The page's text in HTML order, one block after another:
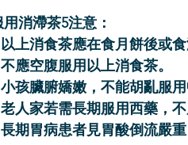
用消滯茶5注意：
上消食茶應在食月餅後或
應空腹服用以上消食茶。
孩臟腑嬌嫩，不能胡亂服
人家若需長期服用西藥，不
期胃病患者見胃酸倒流嚴